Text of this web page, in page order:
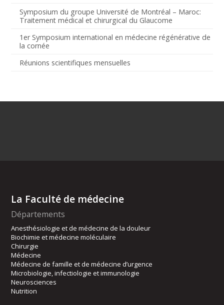
Symposium du groupe Université de Montréal – Maroc:
Traitement médical et chirurgical du Glaucome
1er Symposium international en médecine régénérative de
la cornée
Réunions scientifiques mensuelles
La Faculté de médecine
Départements
Anesthésiologie et de médecine de la douleur
Biochimie et médecine moléculaire
Chirurgie
Médecine
Médecine de famille et de médecine d’urgence
Microbiologie, infectiologie et immunologie
Neurosciences
Nutrition